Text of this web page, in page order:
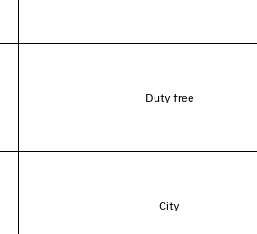
Duty free
City